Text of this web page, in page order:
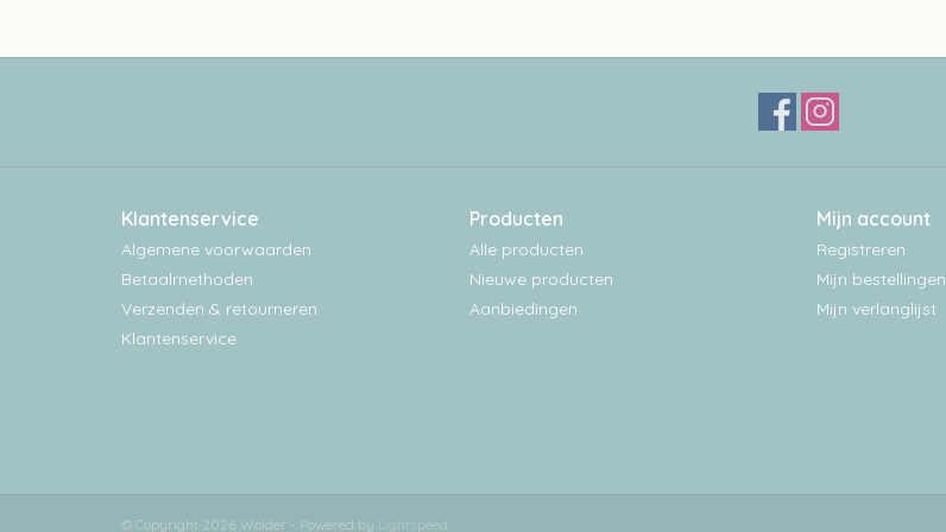
Klantenservice
Algemene voorwaarden
Betaalmethoden
Verzenden & retourneren
Klantenservice
Producten
Alle producten
Nieuwe producten
Aanbiedingen
Mijn account
Registreren
Mijn bestellingen
Mijn verlanglijst
© Copyright 2026 Wolder - Powered by Lightspeed